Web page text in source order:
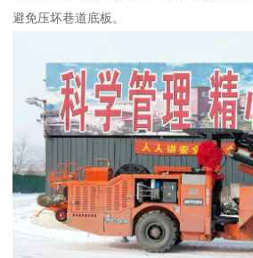
避免压坏巷道底板。